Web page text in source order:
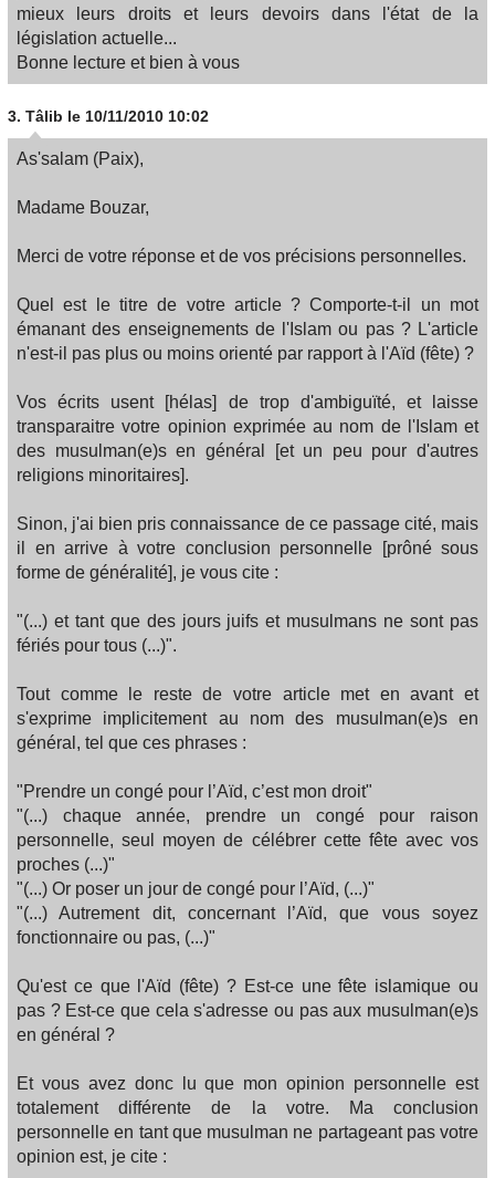
mieux leurs droits et leurs devoirs dans l'état de la
législation actuelle...
Bonne lecture et bien à vous
3. Tâlib le 10/11/2010 10:02
As'salam (Paix),
Madame Bouzar,
Merci de votre réponse et de vos précisions personnelles.
Quel est le titre de votre article ? Comporte-t-il un mot
émanant des enseignements de l'Islam ou pas ? L'article
n'est-il pas plus ou moins orienté par rapport à l'Aïd (fête) ?
Vos écrits usent [hélas] de trop d'ambiguïté, et laisse
transparaitre votre opinion exprimée au nom de l'Islam et
des musulman(e)s en général [et un peu pour d'autres
religions minoritaires].
Sinon, j'ai bien pris connaissance de ce passage cité, mais
il en arrive à votre conclusion personnelle [prôné sous
forme de généralité], je vous cite :
"(...) et tant que des jours juifs et musulmans ne sont pas
fériés pour tous (...)".
Tout comme le reste de votre article met en avant et
s'exprime implicitement au nom des musulman(e)s en
général, tel que ces phrases :
"Prendre un congé pour l’Aïd, c’est mon droit"
"(...) chaque année, prendre un congé pour raison
personnelle, seul moyen de célébrer cette fête avec vos
proches (...)"
"(...) Or poser un jour de congé pour l’Aïd, (...)"
"(...) Autrement dit, concernant l’Aïd, que vous soyez
fonctionnaire ou pas, (...)"
Qu'est ce que l'Aïd (fête) ? Est-ce une fête islamique ou
pas ? Est-ce que cela s'adresse ou pas aux musulman(e)s
en général ?
Et vous avez donc lu que mon opinion personnelle est
totalement différente de la votre. Ma conclusion
personnelle en tant que musulman ne partageant pas votre
opinion est, je cite :